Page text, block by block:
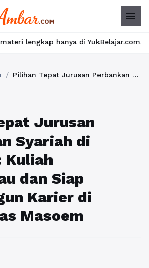
menu
di YukBelajar.com. Mulai langkah
/ Pilihan Tepat Jurusan Perbankan Syariah di Bandung: Kuliah Terjangkau dan Siap Membangun Karier di Universitas Masoem
Jurusan
Syariah di
Kuliah
dan Siap
Karier di
Masoem